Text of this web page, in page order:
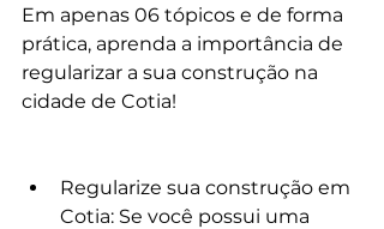
Em apenas 06 tópicos e de forma
prática, aprenda a importância de
regularizar a sua construção na
cidade de Cotia!
Regularize sua construção em
Cotia: Se você possui uma